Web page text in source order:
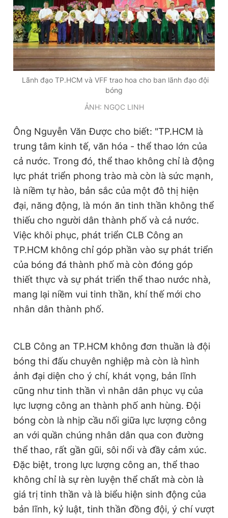
Lãnh đạo TP.HCM và VFF trao hoa cho ban lãnh đạo đội
bóng
ẢNH: NGỌC LINH
Ông Nguyễn Văn Được cho biết: "TP.HCM là
trung tâm kinh tế, văn hóa - thể thao lớn của
cả nước. Trong đó, thể thao không chỉ là động
lực phát triển phong trào mà còn là sức mạnh,
là niềm tự hào, bản sắc của một đô thị hiện
đại, năng động, là món ăn tinh thần không thể
thiếu cho người dân thành phố và cả nước.
Việc khôi phục, phát triển CLB Công an
TP.HCM không chỉ góp phần vào sự phát triển
của bóng đá thành phố mà còn đóng góp
thiết thực và sự phát triển thể thao nước nhà,
mang lại niềm vui tinh thần, khí thế mới cho
nhân dân thành phố.
CLB Công an TP.HCM không đơn thuần là đội
bóng thi đấu chuyên nghiệp mà còn là hình
ảnh đại diện cho ý chí, khát vọng, bản lĩnh
cũng như tinh thần vì nhân dân phục vụ của
lực lượng công an thành phố anh hùng. Đội
bóng còn là nhịp cầu nối giữa lực lượng công
an với quần chúng nhân dân qua con đường
thể thao, rất gần gũi, sôi nổi và đầy cảm xúc.
Đặc biệt, trong lực lượng công an, thể thao
không chỉ là sự rèn luyện thể chất mà còn là
giá trị tinh thần và là biểu hiện sinh động của
bản lĩnh, kỷ luật, tinh thần đồng đội, ý chí vượt